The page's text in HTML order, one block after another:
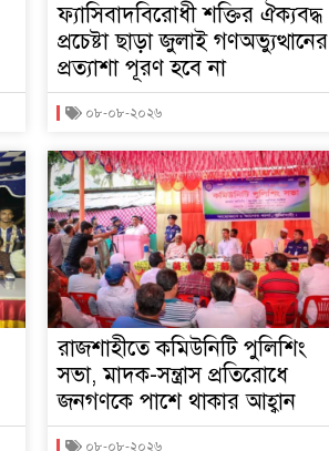
ফ্যাসিবাদবিরোধী শক্তির ঐক্যবদ্ধ
প্রচেষ্টা ছাড়া জুলাই গণঅভ্যুত্থানের
প্রত্যাশা পূরণ হবে না
০৮-০৮-২০২৬
রাজশাহীতে কমিউনিটি পুলিশিং
সভা, মাদক-সন্ত্রাস প্রতিরোধে
জনগণকে পাশে থাকার আহ্বান
০৮-০৮-২০২৬